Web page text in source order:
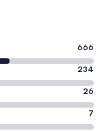
666
234
26
7